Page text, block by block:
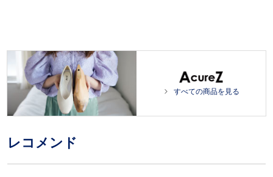
すべての商品を見る
レコメンド